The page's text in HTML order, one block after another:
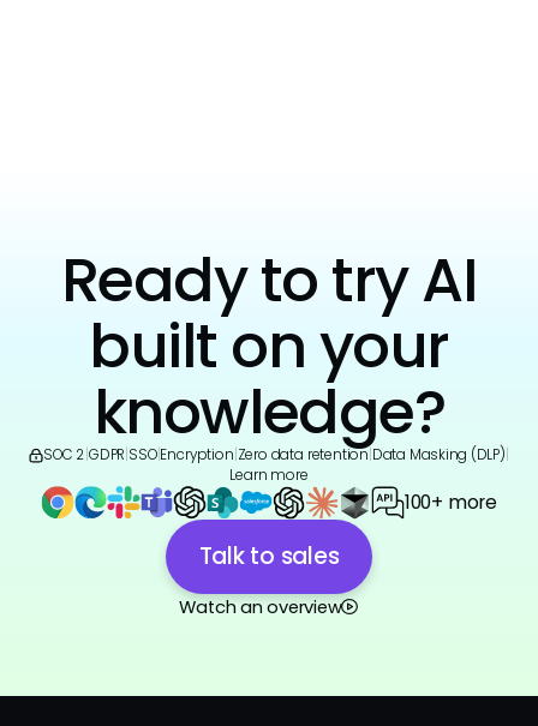
Ready to try AI
built on your
knowledge?
SOC 2 GDPR SSO|Encryption Zero data retention Data Masking (DLP)
Learn more
100+ more
Talk to sales
Watch an overview